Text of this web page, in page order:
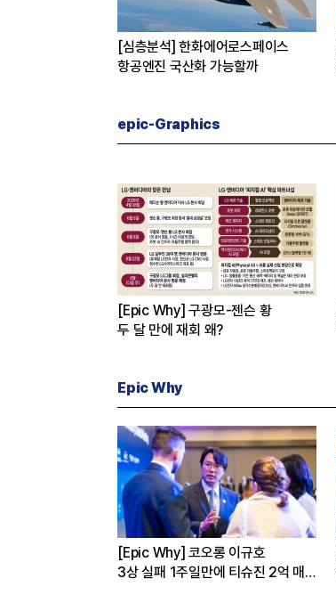
[심층분석] 한화에어로스페이스
항공엔진 국산화 가능할까
epic-Graphics
[Epic Why] 구광모-젠슨 황
두 달 만에 재회 왜?
Epic Why
[Epic Why] 코오롱 이규호
3상 실패 1주일만에 티슈진 2억 매